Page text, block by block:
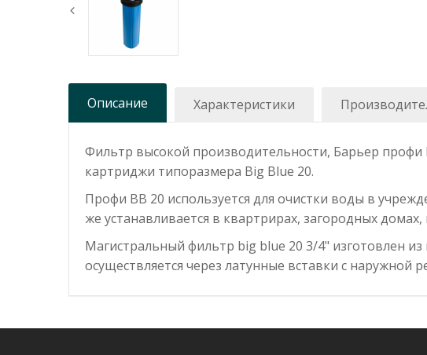
Описание Характеристики
Фильтр высокой производительности, Барьер
картриджи типоразмера Big Blue 20.
Профи BB 20 используется для очистки воды в
же устанавливается в квартрирах, загородных домах,
Магистральный фильтр big blue 20 3/4" изготовлен
осуществляется через латунные вставки с наружной